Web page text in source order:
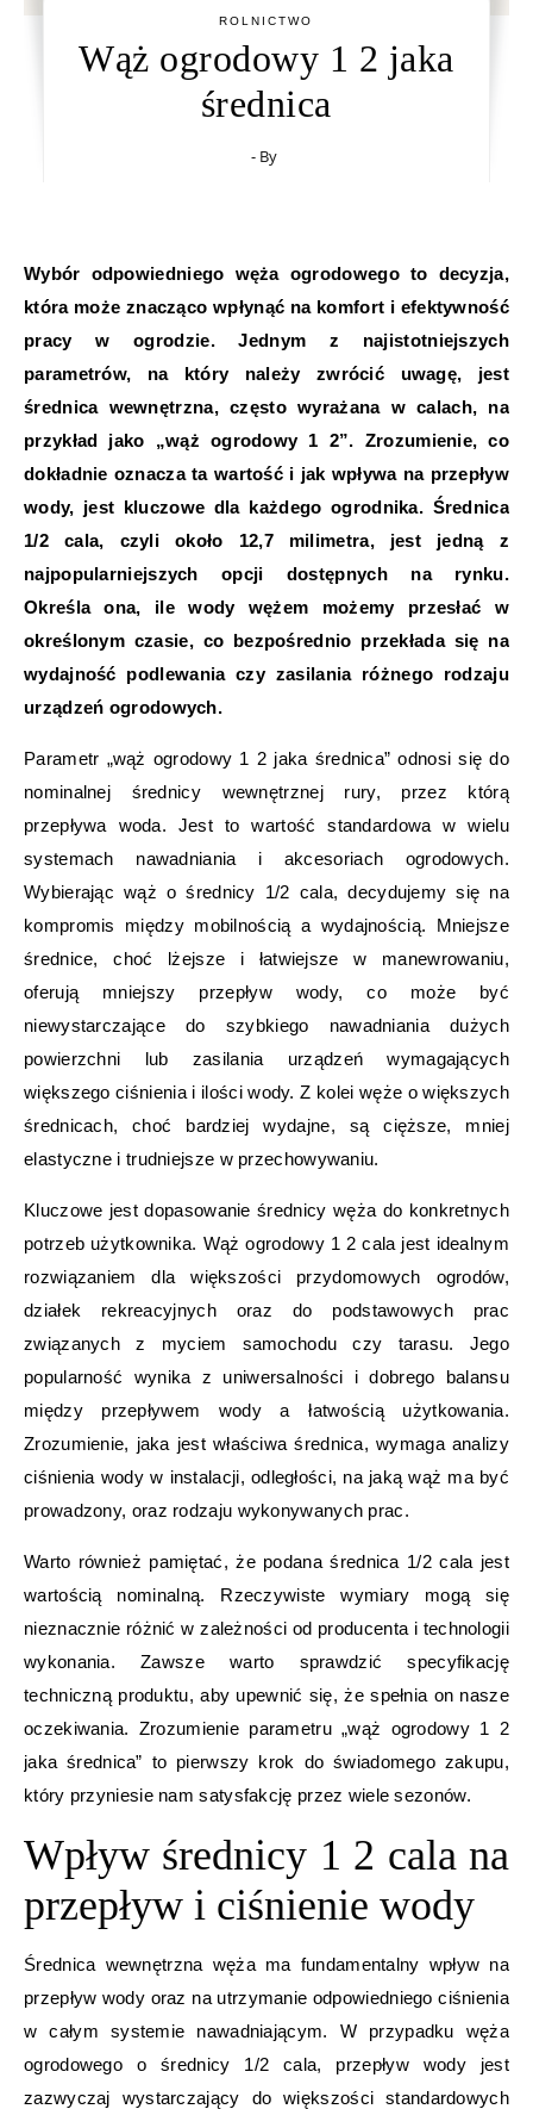
ROLNICTWO
Wąż ogrodowy 1 2 jaka
średnica
- By
Wybór odpowiedniego węża ogrodowego to decyzja,
która może znacząco wpłynąć na komfort i efektywność
pracy w ogrodzie. Jednym z najistotniejszych
parametrów, na który należy zwrócić uwagę, jest
średnica wewnętrzna, często wyrażana w calach, na
przykład jako „wąż ogrodowy 1 2”. Zrozumienie, co
dokładnie oznacza ta wartość i jak wpływa na przepływ
wody, jest kluczowe dla każdego ogrodnika. Średnica
1/2 cala, czyli około 12,7 milimetra, jest jedną z
najpopularniejszych opcji dostępnych na rynku.
Określa ona, ile wody wężem możemy przesłać w
określonym czasie, co bezpośrednio przekłada się na
wydajność podlewania czy zasilania różnego rodzaju
urządzeń ogrodowych.
Parametr „wąż ogrodowy 1 2 jaka średnica” odnosi się do
nominalnej średnicy wewnętrznej rury, przez którą
przepływa woda. Jest to wartość standardowa w wielu
systemach nawadniania i akcesoriach ogrodowych.
Wybierając wąż o średnicy 1/2 cala, decydujemy się na
kompromis między mobilnością a wydajnością. Mniejsze
średnice, choć lżejsze i łatwiejsze w manewrowaniu,
oferują mniejszy przepływ wody, co może być
niewystarczające do szybkiego nawadniania dużych
powierzchni lub zasilania urządzeń wymagających
większego ciśnienia i ilości wody. Z kolei węże o większych
średnicach, choć bardziej wydajne, są cięższe, mniej
elastyczne i trudniejsze w przechowywaniu.
Kluczowe jest dopasowanie średnicy węża do konkretnych
potrzeb użytkownika. Wąż ogrodowy 1 2 cala jest idealnym
rozwiązaniem dla większości przydomowych ogrodów,
działek rekreacyjnych oraz do podstawowych prac
związanych z myciem samochodu czy tarasu. Jego
popularność wynika z uniwersalności i dobrego balansu
między przepływem wody a łatwością użytkowania.
Zrozumienie, jaka jest właściwa średnica, wymaga analizy
ciśnienia wody w instalacji, odległości, na jaką wąż ma być
prowadzony, oraz rodzaju wykonywanych prac.
Warto również pamiętać, że podana średnica 1/2 cala jest
wartością nominalną. Rzeczywiste wymiary mogą się
nieznacznie różnić w zależności od producenta i technologii
wykonania. Zawsze warto sprawdzić specyfikację
techniczną produktu, aby upewnić się, że spełnia on nasze
oczekiwania. Zrozumienie parametru „wąż ogrodowy 1 2
jaka średnica” to pierwszy krok do świadomego zakupu,
który przyniesie nam satysfakcję przez wiele sezonów.
Wpływ średnicy 1 2 cala na
przepływ i ciśnienie wody
Średnica wewnętrzna węża ma fundamentalny wpływ na
przepływ wody oraz na utrzymanie odpowiedniego ciśnienia
w całym systemie nawadniającym. W przypadku węża
ogrodowego o średnicy 1/2 cala, przepływ wody jest
zazwyczaj wystarczający do większości standardowych